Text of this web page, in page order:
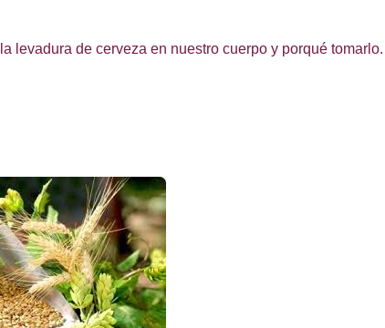
levadura de cerveza en nuestro cuerpo y porqué tomarlo.